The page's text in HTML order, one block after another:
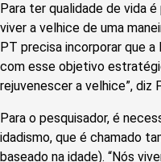
Para ter qualidade de vida
viver a velhice de uma
PT precisa incorporar que
com esse objetivo
rejuvenescer a velhice”, diz
Para o pesquisador, é
idadismo, que é chamado
baseado na idade). “Nós